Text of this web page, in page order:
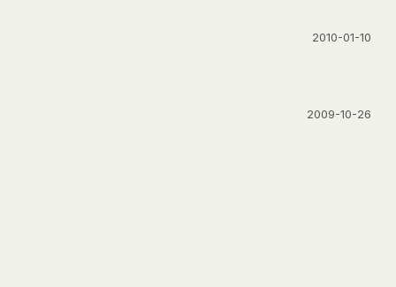
2010-01-10
2009-10-26